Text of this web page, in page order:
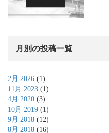
月別の投稿一覧
2月 2026 (1)
11月 2023 (1)
4月 2020 (3)
10月 2019 (1)
9月 2018 (12)
8月 2018 (16)